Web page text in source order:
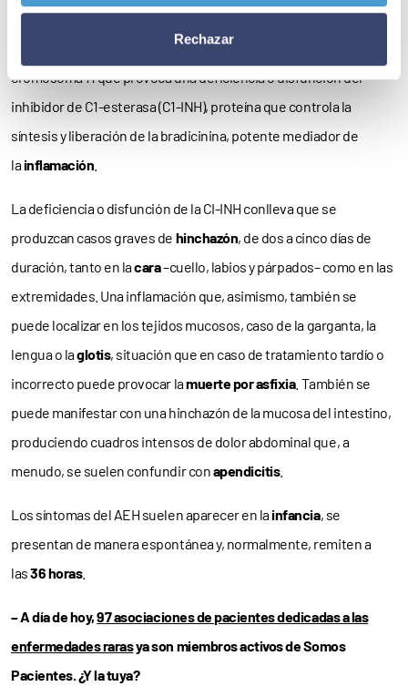
Rechazar
general,miembros de una misma familiaen hasta un 50% de los
casos– y que se origina por un defecto genético en el
cromosoma 11 que provoca una deficiencia o disfunción del
inhibidor de C1-esterasa (C1-INH), proteína que controla la
síntesis y liberación de la bradicinina, potente mediador de
lainflamación
La deficiencia o disfunción de la CI-INH conlleva que se
produzcan casos graves de hinchazón, de dos a cinco días de
duración, tanto en lacara–cuello, labios y párpados– como en las
extremidades. Una inflamación que, asimismo, también se
puede localizar en los tejidos mucosos, caso de la garganta, la
lengua o laglotis, situación que en caso de tratamiento tardío o
incorrecto puede provocar lamuerte por asfixia. También se
puede manifestar con una hinchazón de la mucosa del intestino,
produciendo cuadros intensos de dolor abdominal que, a
menudo, se suelen confundir conapendicitis.
Los síntomas del AEH suelen aparecer en lainfancia, se
presentan de manera espontánea y, normalmente, remiten a
las36 horas.
– A día de hoy,97 asociaciones de pacientes dedicadas a las
enfermedades rarasya son miembros activos de Somos
Pacientes. ¿Y la tuya?